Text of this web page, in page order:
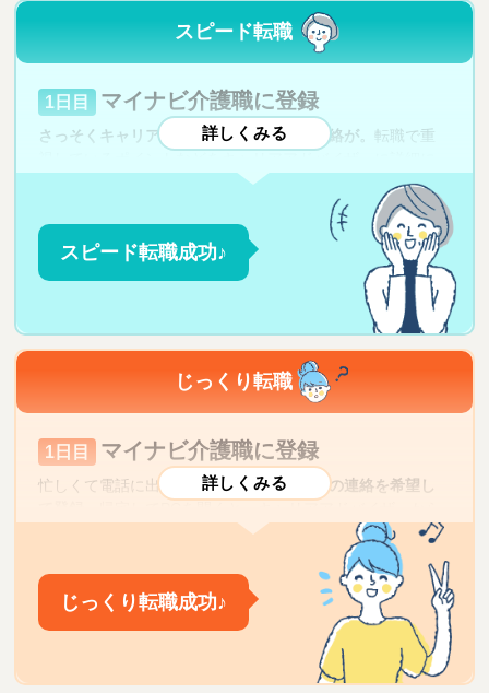
スピード転職
1日目 マイナビ介護職に登録
さっそくキャリアアドバイザーから電話連絡が。
転職で重
なるべく早く転職先を探したいこと、直近で１日
2日目 求人情報がメールで到着
希望に合った魅力的な求人が複数届く。じっくりと求人票
や資料を検討。特にキャリアアドバイザーがすすめてくれ
た３つの施設の面接を受けたいとメールで連絡。
書類選考の結果、３施設とも合格！面接日をキャリ
アアドバイザーが調整。
7日目 ３つの施設の面接と見学
面接当日は、キャリアアドバイザーと駅で待ち合わせ、面
接に終日同行してもらう。１日で３施設の面接だったた
め、ハードな１日だったが、キャリアアドバイザーの同席
により、上手く自己アピールもでき、スムーズに３つの施
スピード転職成功♪
じっくり転職
1日目 マイナビ介護職に登録
忙しくて電話に出られないため、メールでの連絡を希望し
じっくり転職をしたいため、面
２週間後 キャリアアドバイザーと面談
たまたま会場が近くだったため、マイナビ介護職に出向い
て、 転職面談をする。キャリアアドバイザーに相談するこ
じっくり転職成功♪